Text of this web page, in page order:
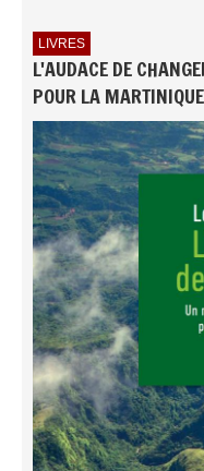
LIVRES
L'AUDACE DE
POUR LA